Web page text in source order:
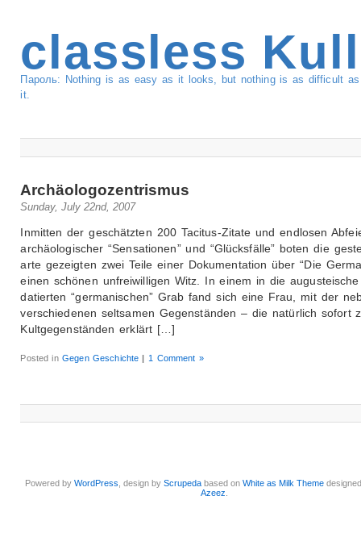
classless
Пароль: Nothing is as easy as it looks, but nothing is as difficult
it.
Archäologozentrismus
Sunday, July 22nd, 2007
Inmitten der geschätzten 200 Tacitus-Zitate und endlosen
archäologischer “Sensationen” und “Glücksfälle” boten die
arte gezeigten zwei Teile einer Dokumentation über “Die
einen schönen unfreiwilligen Witz. In einem in die
datierten “germanischen” Grab fand sich eine Frau, mit der
verschiedenen seltsamen Gegenständen – die natürlich sofort
Kultgegenständen erklärt […]
Posted inGegen Geschichte | 1 Comment »
Powered byWordPress , design byScrupeda based onWhite as Milk Theme
Azeez